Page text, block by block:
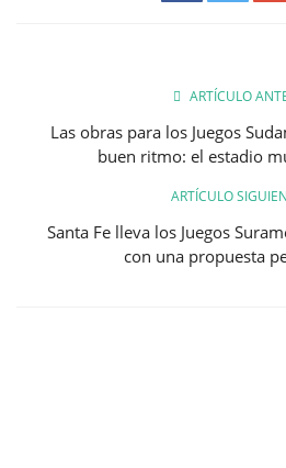
ARTÍCULO
Las obras para los Juegos
buen ritmo: el estadio
ARTÍCULO
Santa Fe lleva los Juegos
con una propuesta